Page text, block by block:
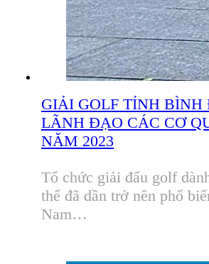
GIẢI GOLF TỈNH
LÃNH ĐẠO CÁC CƠ
NĂM 2023
Tổ chức giải đấu golf
thể đã dần trở nên phổ
Nam…